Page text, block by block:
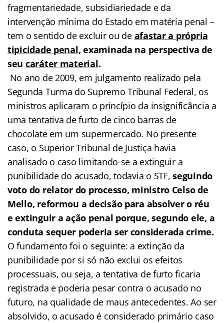
fragmentariedade, subsidiariedade e da
intervenção mínima do Estado em matéria penal –
tem o sentido de excluir ou de afastar a própria
tipicidade penal, examinada na perspectiva de
seu caráter material.
No ano de 2009, em julgamento realizado pela
Segunda Turma do Supremo Tribunal Federal, os
ministros aplicaram o princípio da insignificância a
uma tentativa de furto de cinco barras de
chocolate em um supermercado. No presente
caso, o Superior Tribunal de Justiça havia
analisado o caso limitando-se a extinguir a
punibilidade do acusado, todavia o STF, seguindo
voto do relator do processo, ministro Celso de
Mello, reformou a decisão para absolver o réu
e extinguir a ação penal porque, segundo ele, a
conduta sequer poderia ser considerada crime.
O fundamento foi o seguinte: a extinção da
punibilidade por si só não exclui os efeitos
processuais, ou seja, a tentativa de furto ficaria
registrada e poderia pesar contra o acusado no
futuro, na qualidade de maus antecedentes. Ao ser
absolvido, o acusado é considerado primário caso